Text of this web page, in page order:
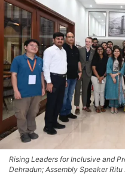
Rising Leaders for Inclusive and
Dehradun; Assembly Speaker